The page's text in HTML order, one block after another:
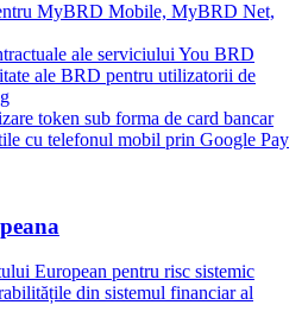
MyBRD Mobile, MyBRD Net,
ale serviciului You BRD
ale BRD pentru utilizatorii de
token sub forma de card bancar
cu telefonul mobil prin Google Pay
European pentru risc sistemic
din sistemul financiar al